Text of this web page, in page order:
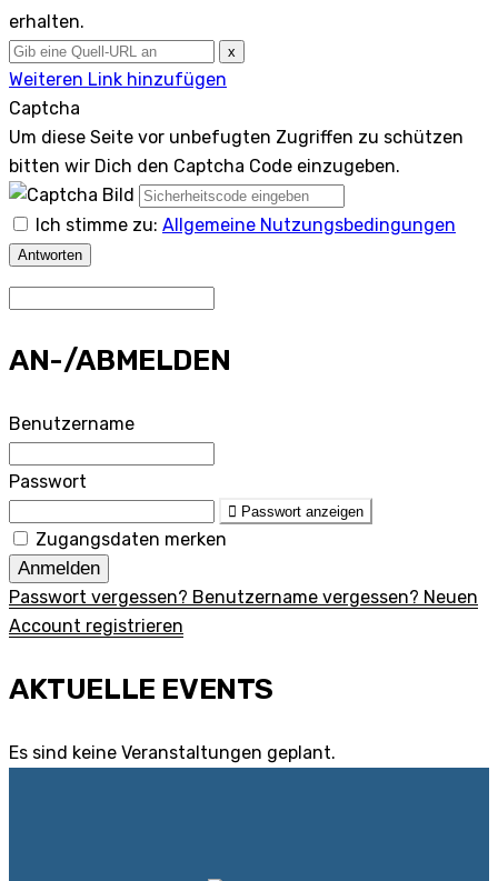
erhalten.
x
Weiteren Link hinzufügen
Captcha
Um diese Seite vor unbefugten Zugriffen zu schützen
bitten wir Dich den Captcha Code einzugeben.
Ich stimme zu: Allgemeine Nutzungsbedingungen
Antworten
AN-/ABMELDEN
Benutzername
Passwort
Passwort anzeigen
Zugangsdaten merken
Anmelden
Passwort vergessen? Benutzername vergessen? Neuen
Account registrieren
AKTUELLE EVENTS
Es sind keine Veranstaltungen geplant.